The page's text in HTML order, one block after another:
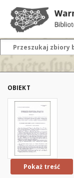
OBIEKT
Pokaż treść